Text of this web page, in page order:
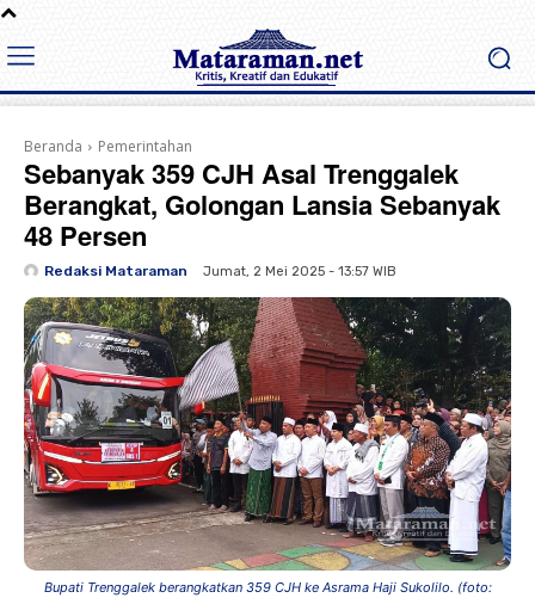
Beranda Pemerintahan
Sebanyak 359 CJH Asal Trenggalek
Berangkat, Golongan Lansia Sebanyak
48 Persen
Redaksi Mataraman Jumat, 2 Mei 2025 - 13:57 WIB
Bupati Trenggalek berangkatkan 359 CJH ke Asrama Haji Sukolilo. (foto: